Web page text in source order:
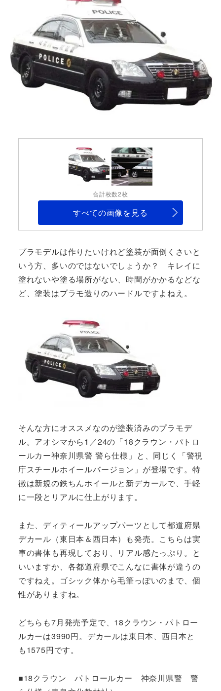
合計枚数2枚
すべての画像を見る
プラモデルは作りたいけれど塗装が面倒くさいと
いう方、多いのではないでしょうか？ キレイに
塗れないや塗る場所がない、時間がかかるなどな
ど、塗装はプラモ造りのハードルですよねえ。
そんな方にオススメなのが塗装済みのプラモデ
ル。アオシマから1／24の「18クラウン・パトロ
ールカー神奈川県警 警ら仕様」と、同じく「警視
庁スチールホイールバージョン」が登場です。特
徴は新規の鉄ちんホイールと新デカールで、手軽
に一段とリアルに仕上がります。
また、ディティールアップパーツとして都道府県
デカール（東日本＆西日本）も発売。こちらは実
車の書体も再現しており、リアル感たっぷり。と
いいますか、各都道府県でこんなに書体が違うの
ですねえ。ゴシック体から毛筆っぽいのまで、個
性がありますね。
どちらも7月発売予定で、18クラウン・パトロー
ルカーは3990円。デカールは東日本、西日本と
も1575円です。
■18クラウン パトロールカー 神奈川県警 警